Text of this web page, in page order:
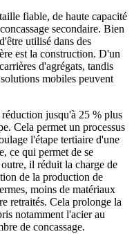
fiable, de haute capacité
secondaire. Bien
utilisé dans des
est la construction. D'un
d'agrégats, tandis
mobiles peuvent
jusqu'à 25 % plus
Cela permet un processus
l'étape tertiaire d'une
ce qui permet de se
il réduit la charge de
de la production de
moins de matériaux
retraités. Cela prolonge la
notamment l'acier au
de concassage.